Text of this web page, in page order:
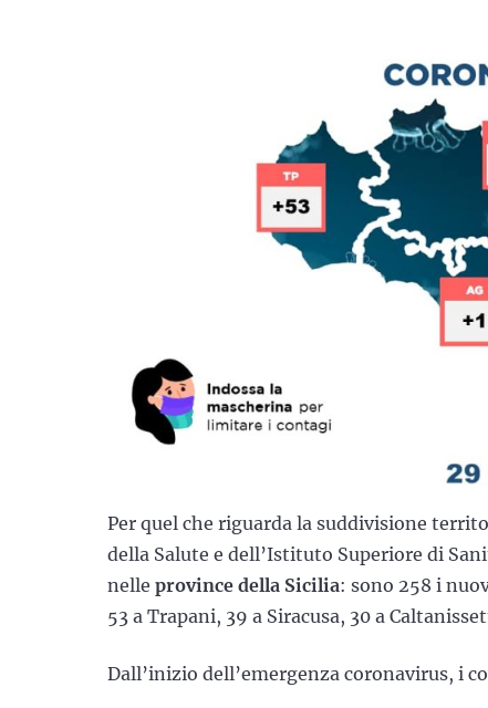
Per quel che riguarda la suddivisione
della Salute e dell’Istituto Superiore di
nelle province della Sicilia: sono 258 i
53 a Trapani, 39 a Siracusa, 30 a
Dall’inizio dell’emergenza coronavirus, i